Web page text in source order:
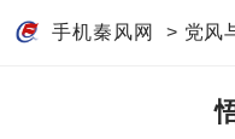
手机秦风网 > 党风